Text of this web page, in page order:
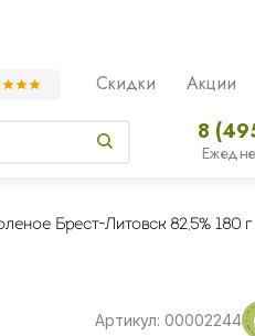
Скидки Акции
8
Брест-Литовск 82,5% 180
Артикул: 00002244